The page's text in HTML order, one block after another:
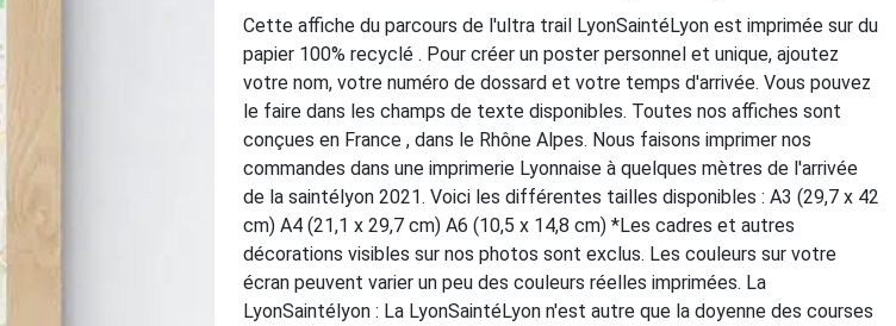
Cette affiche du parcours de l'ultra trail LyonSaintéLyon est imprimée sur du
papier 100% recyclé . Pour créer un poster personnel et unique, ajoutez
votre nom, votre numéro de dossard et votre temps d'arrivée. Vous pouvez
le faire dans les champs de texte disponibles. Toutes nos affiches sont
conçues en France , dans le Rhône Alpes. Nous faisons imprimer nos
commandes dans une imprimerie Lyonnaise à quelques mètres de l'arrivée
de la saintélyon 2021. Voici les différentes tailles disponibles : A3 (29,7 x 42
cm) A4 (21,1 x 29,7 cm) A6 (10,5 x 14,8 cm) *Les cadres et autres
décorations visibles sur nos photos sont exclus. Les couleurs sur votre
écran peuvent varier un peu des couleurs réelles imprimées. La
LyonSaintélyon : La LyonSaintéLyon n'est autre que la doyenne des courses